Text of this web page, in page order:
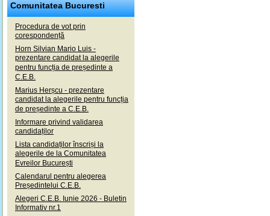
Comunitatea Bucuresti
Procedura de vot prin
corespondență
Horn Silvian Mario Luis -
prezentare candidat la alegerile
pentru funcția de președinte a
C.E.B.
Marius Herșcu - prezentare
candidat la alegerile pentru funcția
de președinte a C.E.B.
Informare privind validarea
candidaților
Lista candidaților înscriși la
alegerile de la Comunitatea
Evreilor București
Calendarul pentru alegerea
Președintelui C.E.B.
Alegeri C.E.B. Iunie 2026 - Buletin
Informativ nr.1